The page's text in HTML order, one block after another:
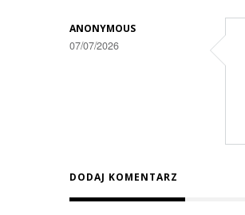
ANONYMOUS
07/07/2026
DODAJ KOMENTARZ